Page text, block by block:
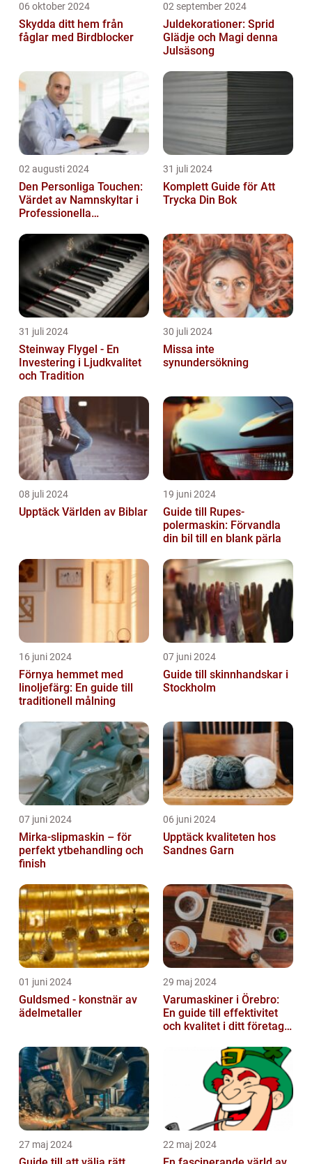
06 oktober 2024
Skydda ditt hem från
fåglar med Birdblocker
02 september 2024
Juldekorationer: Sprid
Glädje och Magi denna
Julsäsong
02 augusti 2024
Den Personliga Touchen:
Värdet av Namnskyltar i
Professionella
31 juli 2024
Komplett Guide för Att
Trycka Din Bok
31 juli 2024
Steinway Flygel - En
Investering i Ljudkvalitet
och Tradition
30 juli 2024
Missa inte
synundersökning
08 juli 2024
Upptäck Världen av Biblar
19 juni 2024
Guide till Rupes-
polermaskin: Förvandla
din bil till en blank pärla
16 juni 2024
Förnya hemmet med
linoljefärg: En guide till
traditionell målning
07 juni 2024
Guide till skinnhandskar i
Stockholm
07 juni 2024
Mirka-slipmaskin – för
perfekt ytbehandling och
finish
06 juni 2024
Upptäck kvaliteten hos
Sandnes Garn
01 juni 2024
Guldsmed - konstnär av
ädelmetaller
29 maj 2024
Varumaskiner i Örebro:
En guide till effektivitet
och kvalitet i ditt företags
27 maj 2024 22 maj 2024